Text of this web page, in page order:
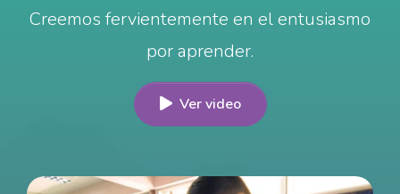
Creemos fervientemente en el entusiasmo
por aprender.
Ver video